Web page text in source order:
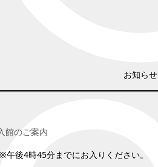
お知らせ
館のご案内
後4時45分までにお入りください。